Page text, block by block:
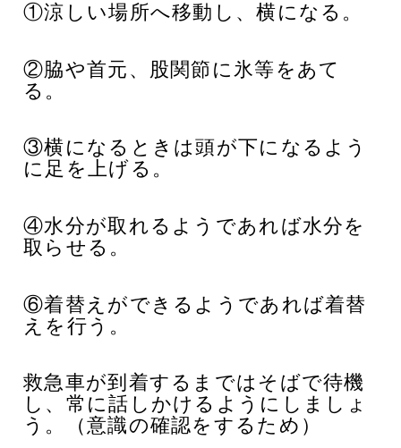
①涼しい場所へ移動し、横になる。
②脇や首元、股関節に氷等をあて
る。
③横になるときは頭が下になるよう
に足を上げる。
④水分が取れるようであれば水分を
取らせる。
⑥着替えができるようであれば着替
えを行う。
救急車が到着するまではそばで待機
し、常に話しかけるようにしましょ
う。（意識の確認をするため）